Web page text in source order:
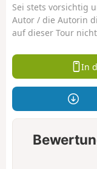
Sei stets vorsichtig
Autor / die Autorin
auf dieser Tour
In